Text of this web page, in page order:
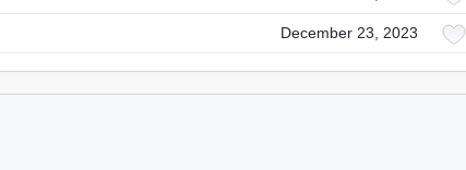
December 23, 2023